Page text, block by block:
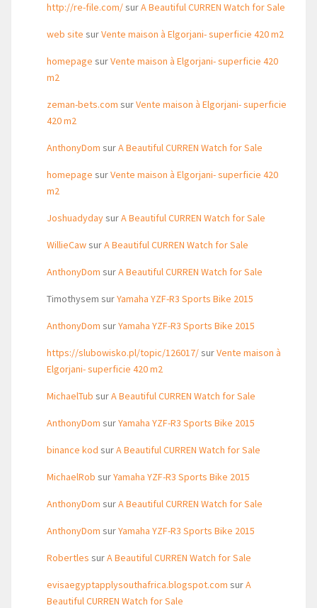
http://re-file.com/surA Beautiful CURREN Watch for Sale
web site surVente maison à Elgorjani- superficie 420 m2
homepage surVente maison à Elgorjani- superficie 420
m2
zeman-bets.com surVente maison à Elgorjani- superficie
420 m2
AnthonyDom surA Beautiful CURREN Watch for Sale
homepage surVente maison à Elgorjani- superficie 420
m2
JoshuadydaysurA Beautiful CURREN Watch for Sale
WillieCawsurA Beautiful CURREN Watch for Sale
AnthonyDom surA Beautiful CURREN Watch for Sale
Timothysem surYamaha YZF-R3 Sports Bike 2015
AnthonyDom surYamaha YZF-R3 Sports Bike 2015
https://slubowisko.pl/topic/126017/surVente maison à
Elgorjani- superficie 420 m2
MichaelTub surA Beautiful CURREN Watch for Sale
AnthonyDom surYamaha YZF-R3 Sports Bike 2015
binance kod surA Beautiful CURREN Watch for Sale
MichaelRob surYamaha YZF-R3 Sports Bike 2015
AnthonyDom surA Beautiful CURREN Watch for Sale
AnthonyDom surYamaha YZF-R3 Sports Bike 2015
Robertles surA Beautiful CURREN Watch for Sale
evisaegyptapplysouthafrica.blogspot.com surA
Beautiful CURREN Watch for Sale